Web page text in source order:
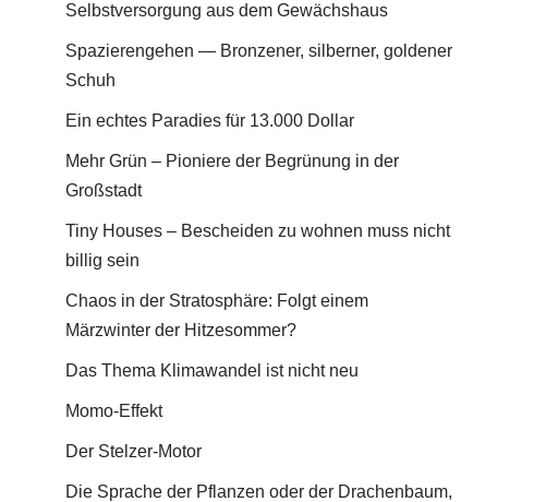
Selbstversorgung aus dem Gewächshaus
Spazierengehen — Bronzener, silberner, goldener
Schuh
Ein echtes Paradies für 13.000 Dollar
Mehr Grün – Pioniere der Begrünung in der
Großstadt
Tiny Houses – Bescheiden zu wohnen muss nicht
billig sein
Chaos in der Stratosphäre: Folgt einem
Märzwinter der Hitzesommer?
Das Thema Klimawandel ist nicht neu
Momo-Effekt
Der Stelzer-Motor
Die Sprache der Pflanzen oder der Drachenbaum,